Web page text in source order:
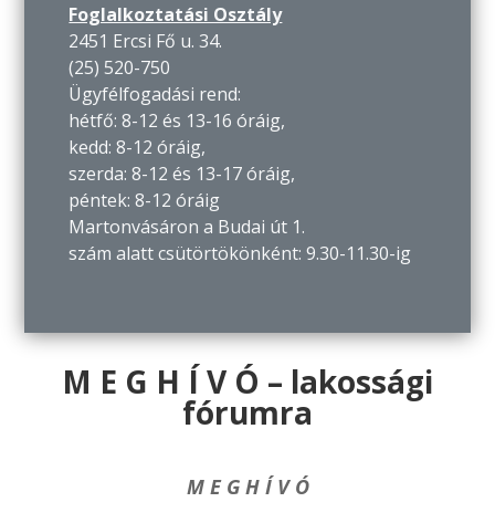
Foglalkoztatási Osztály
2451 Ercsi Fő u. 34.
(25) 520-750
Ügyfélfogadási rend:
hétfő: 8-12 és 13-16 óráig,
kedd: 8-12 óráig,
szerda: 8-12 és 13-17 óráig,
péntek: 8-12 óráig
Martonvásáron a Budai út 1.
szám alatt csütörtökönként: 9.30-11.30-ig
M E G H Í V Ó – lakossági
fórumra
M E G H Í V Ó